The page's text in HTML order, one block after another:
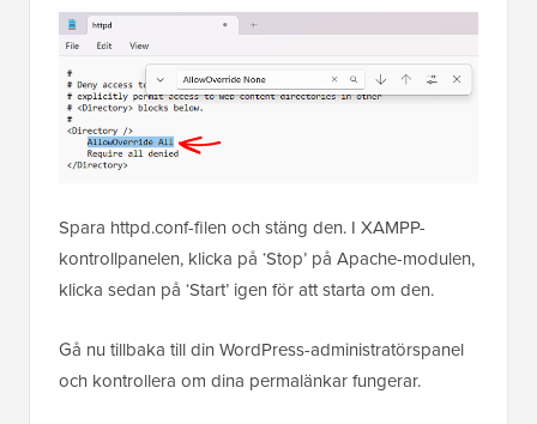
Spara httpd.conf-filen och stäng den. I XAMPP-
kontrollpanelen, klicka på ‘Stop’ på Apache-modulen,
klicka sedan på ‘Start’ igen för att starta om den.
Gå nu tillbaka till din WordPress-administratörspanel
och kontrollera om dina permalänkar fungerar.